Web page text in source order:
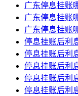
广东停息挂账
广东停息挂账
广东停息挂账
停息挂账后利
停息挂账后利
停息挂账后利
停息挂账后利
停息挂账后利